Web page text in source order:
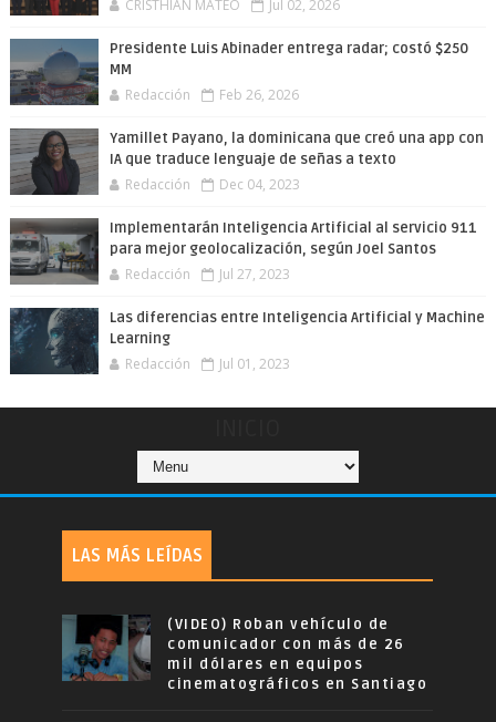
CRISTHIAN MATEO Jul 02, 2026
Presidente Luis Abinader entrega radar; costó $250
MM
Redacción Feb 26, 2026
Yamillet Payano, la dominicana que creó una app con
IA que traduce lenguaje de señas a texto
Redacción Dec 04, 2023
Implementarán Inteligencia Artificial al servicio 911
para mejor geolocalización, según Joel Santos
Redacción Jul 27, 2023
Las diferencias entre Inteligencia Artificial y Machine
Learning
Redacción Jul 01, 2023
LAS MÁS LEÍDAS
(VIDEO) Roban vehículo de
comunicador con más de 26
mil dólares en equipos
cinematográficos en Santiago